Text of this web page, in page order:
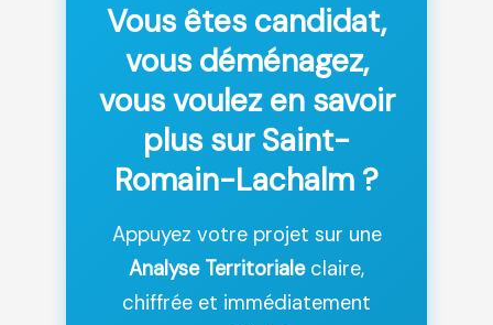
Vous êtes candidat,
vous déménagez,
vous voulez en savoir
plus sur Saint-
Romain-Lachalm ?
Appuyez votre projet sur une
Analyse Territorialeclaire,
chiffrée et immédiatement